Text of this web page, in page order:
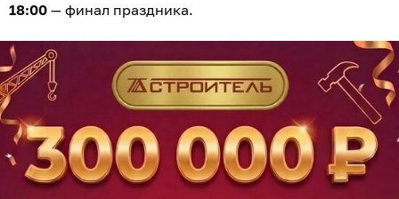
18:00 — финал праздника.